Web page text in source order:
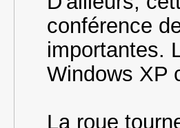
conférence
importantes.
Windows XP
La roue